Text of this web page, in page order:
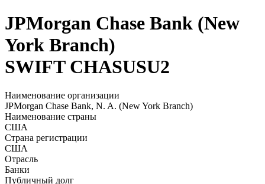
JPMorgan Chase Bank (New
SWIFT CHASUSU2
Наименование организации
JPMorgan Chase Bank, N. A. (New York Branch)
Наименование страны
США
Страна регистрации